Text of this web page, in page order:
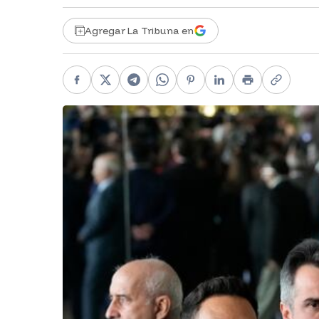
Agregar La Tribuna en
Facebook
X TelegramWhatsApp
PinterestLinkedIn
PrintCopy